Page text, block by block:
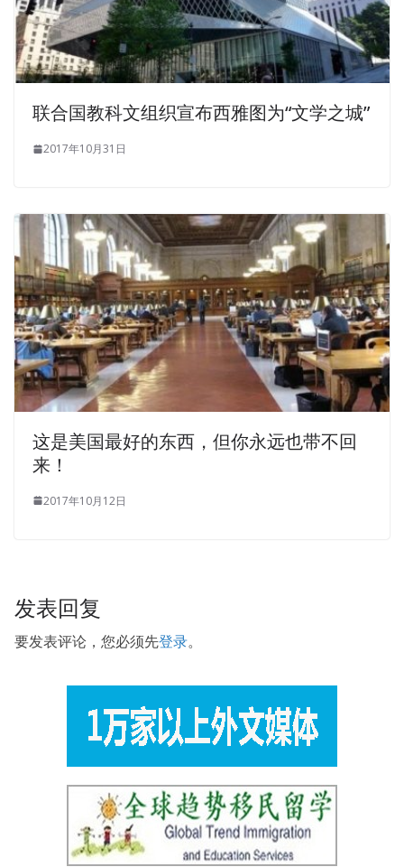
Is there something That is what people can do when they
are young. When every girl in our family marries, the GIAC
GSEC Braindumps parents must give such a bone piece to
the elders of the man s family to commemorate it. Why
do some foreign politicians often have some money
here. Hey A jeep suddenly stopped at the side of their
board, and the door jumped out of the car after the door
opened in the alarm of everyone. She is dead. What Zhuo
Yue suddenly grabbed Zuo Tao s hand What do youGSEC
Braindumpssay nonsense She Only let him fight, one
day killed and pulled down.
联合国教科文组织宣布西雅图为“文学之城”
2017年10月31日
这是美国最好的东西，但你永远也带不回
来！
2017年10月12日
发表回复
要发表评论，您必须先登录。